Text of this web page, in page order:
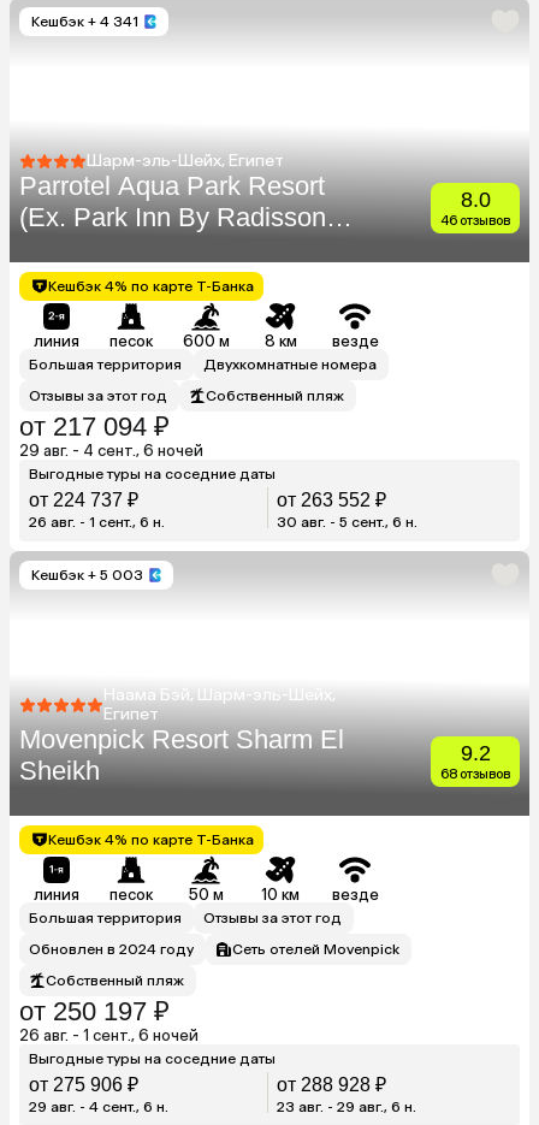
Кешбэк + 4 341
Шарм-эль-Шейх, Египет
Parrotel Aqua Park Resort
(Ex. Park Inn By Radisson
8.0
46 отзывов
Кешбэк 4% по карте Т-Банка
линия песок 600 м 8 км везде
Большая территория
Двухкомнатные номера
Отзывы за этот год
Собственный пляж
от 217 094 ₽
29 авг. - 4 сент., 6 ночей
Выгодные туры на соседние даты
от 224 737 ₽
26 авг. - 1 сент., 6 н.
от 263 552 ₽
30 авг. - 5 сент., 6 н.
Кешбэк + 5 003
Наама Бэй, Шарм-эль-Шейх,
Египет
Movenpick Resort Sharm El
Sheikh
9.2
68 отзывов
Кешбэк 4% по карте Т-Банка
линия песок 50 м 10 км везде
Большая территория
Отзывы за этот год
Обновлен в 2024 году
Сеть отелей Movenpick
Собственный пляж
от 250 197 ₽
26 авг. - 1 сент., 6 ночей
Выгодные туры на соседние даты
от 275 906 ₽
29 авг. - 4 сент., 6 н.
от 288 928 ₽
23 авг. - 29 авг., 6 н.